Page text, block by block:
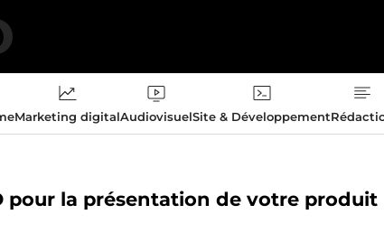
Marketing digitalAudiovisuelSite & Développement
pour la présentation de votre produit